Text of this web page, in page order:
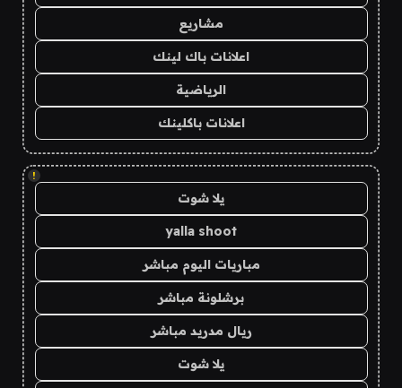
مشاريع
اعلانات باك لينك
الرياضية
اعلانات باكلينك
!
يلا شوت
yalla shoot
مباريات اليوم مباشر
برشلونة مباشر
ريال مدريد مباشر
يلا شوت